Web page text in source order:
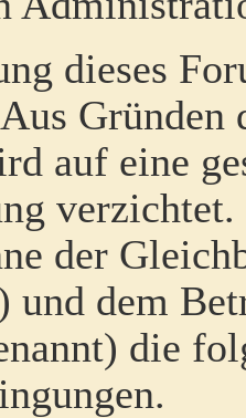
dieses
Gründen
auf eine
der
und dem
die